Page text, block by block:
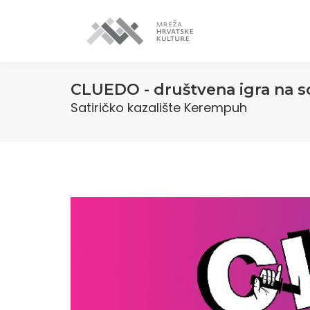
CLUEDO - društvena igra na
Satiričko kazalište Kerempuh